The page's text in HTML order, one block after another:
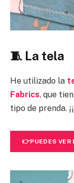
🧵 La tela
He utilizado la
Fabrics, que
tipo de prenda.
👉PUEDES